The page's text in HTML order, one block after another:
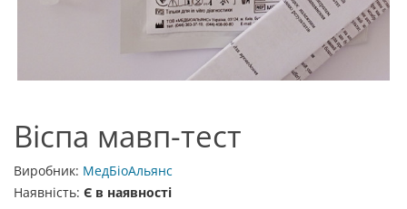
Віспа мавп-тест
Виробник: МедБіоАльянс
Наявність: Є в наявності